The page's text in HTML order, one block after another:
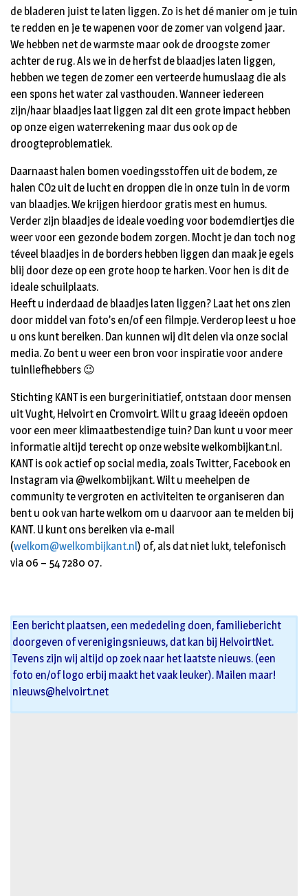
de bladeren juist te laten liggen. Zo is het dé manier om je tuin
te redden en je te wapenen voor de zomer van volgend jaar.
We hebben net de warmste maar ook de droogste zomer
achter de rug. Als we in de herfst de blaadjes laten liggen,
hebben we tegen de zomer een verteerde humuslaag die als
een spons het water zal vasthouden. Wanneer iedereen
zijn/haar blaadjes laat liggen zal dit een grote impact hebben
op onze eigen waterrekening maar dus ook op de
droogteproblematiek.
Daarnaast halen bomen voedingsstoffen uit de bodem, ze
halen CO2 uit de lucht en droppen die in onze tuin in de vorm
van blaadjes. We krijgen hierdoor gratis mest en humus.
Verder zijn blaadjes de ideale voeding voor bodemdiertjes die
weer voor een gezonde bodem zorgen. Mocht je dan toch nog
téveel blaadjes in de borders hebben liggen dan maak je egels
blij door deze op een grote hoop te harken. Voor hen is dit de
ideale schuilplaats.
Heeft u inderdaad de blaadjes laten liggen? Laat het ons zien
door middel van foto’s en/of een filmpje. Verderop leest u hoe
u ons kunt bereiken. Dan kunnen wij dit delen via onze social
media. Zo bent u weer een bron voor inspiratie voor andere
tuinliefhebbers 😉
Stichting KANT is een burgerinitiatief, ontstaan door mensen
uit Vught, Helvoirt en Cromvoirt. Wilt u graag ideeën opdoen
voor een meer klimaatbestendige tuin? Dan kunt u voor meer
informatie altijd terecht op onze website welkombijkant.nl.
KANT is ook actief op social media, zoals Twitter, Facebook en
Instagram via @welkombijkant. Wilt u meehelpen de
community te vergroten en activiteiten te organiseren dan
bent u ook van harte welkom om u daarvoor aan te melden bij
KANT. U kunt ons bereiken via e-mail
(welkom@welkombijkant.nl) of, als dat niet lukt, telefonisch
via 06 – 54 7280 07.
Een bericht plaatsen, een mededeling doen, familiebericht
doorgeven of verenigingsnieuws, dat kan bij HelvoirtNet.
Tevens zijn wij altijd op zoek naar het laatste nieuws. (een
foto en/of logo erbij maakt het vaak leuker). Mailen maar!
nieuws@helvoirt.net